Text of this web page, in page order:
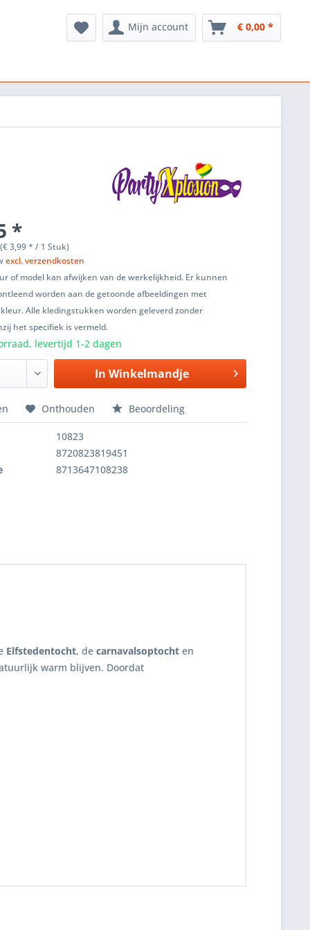
Mijn account € 0,00 *
*
3,99 * / 1 Stuk)
excl. verzendkosten
of model kan afwijken van de werkelijkheid. Er kunnen
worden aan de getoonde afbeeldingen met
Alle kledingstukken worden geleverd zonder
het specifiek is vermeld.
levertijd 1-2 dagen
In Winkelmandje
Onthouden Beoordeling
10823
8720823819451
8713647108238
Elfstedentocht, de carnavalsoptocht en
warm blijven. Doordat